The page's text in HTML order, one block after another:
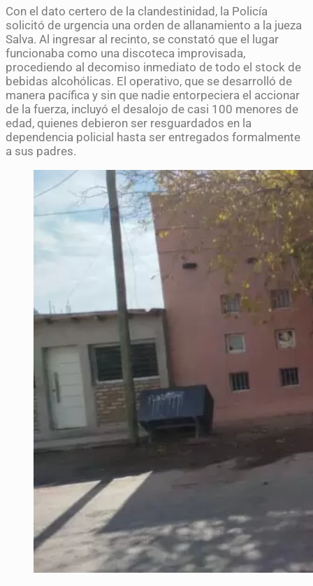
Con el dato certero de la clandestinidad, la Policía
solicitó de urgencia una orden de allanamiento a la jueza
Salva. Al ingresar al recinto, se constató que el lugar
funcionaba como una discoteca improvisada,
procediendo al decomiso inmediato de todo el stock de
bebidas alcohólicas. El operativo, que se desarrolló de
manera pacífica y sin que nadie entorpeciera el accionar
de la fuerza, incluyó el desalojo de casi 100 menores de
edad, quienes debieron ser resguardados en la
dependencia policial hasta ser entregados formalmente
a sus padres.